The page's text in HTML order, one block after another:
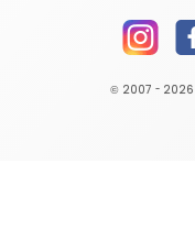
© 2007 - 2026